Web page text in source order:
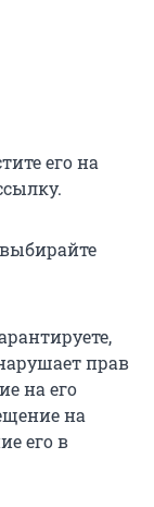
его на
прав
на его
на
его в